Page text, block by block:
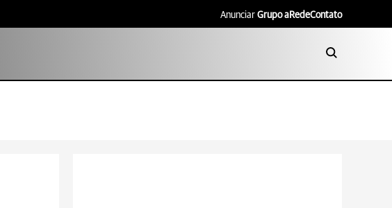
Anunciar Grupo aRedeContato